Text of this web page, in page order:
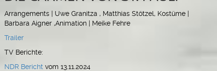
Arrangements | Uwe Granitza , Matthias Stötzel, Kostüme |
Barbara Aigner ,Animation | Meike Fehre
Trailer
TV Berichte:
NDR Bericht vom 13.11.2024